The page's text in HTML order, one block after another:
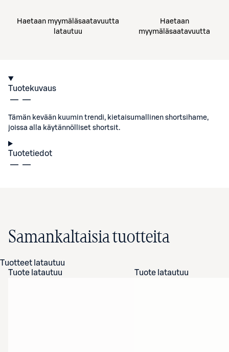
Haetaan myymäläsaatavuutta
latautuu
Haetaan
myymäläsaatavuutta
Tuotekuvaus
Tämän kevään kuumin trendi, kietaisumallinen shortsihame,
joissa alla käytännölliset shortsit.
Tuotetiedot
Samankaltaisia tuotteita
Tuotteet latautuu
Tuote latautuu
Tuote latautuu